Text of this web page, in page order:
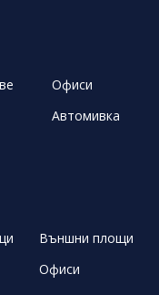
Офиси
Автомивка
Външни площи
Офиси